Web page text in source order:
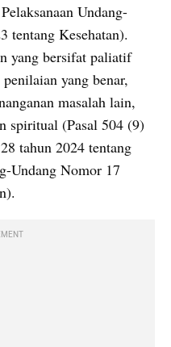
Undang-
tentang Kesehatan).
yang bersifat paliatif
yang benar,
masalah lain,
spiritual (Pasal 504 (9)
tahun 2024 tentang
Undang Nomor 17